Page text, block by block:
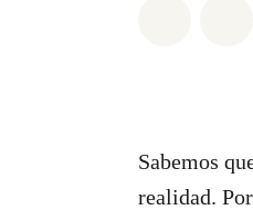
Sabemos
realidad.